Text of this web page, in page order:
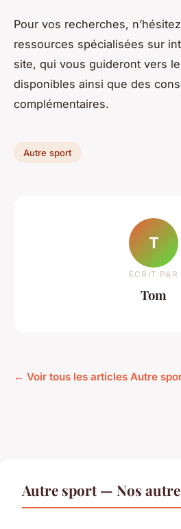
Pour vos recherches,
ressources spécialisées sur
site, qui vous guideront vers
disponibles ainsi que des
complémentaires.
Autre sport
T
ECRIT PAR
Tom
← Voir tous les articles Autre
Autre sport — Nos